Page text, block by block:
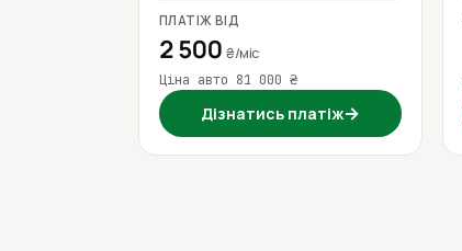
ПЛАТІЖ ВІД
2 500₴/міс
Ціна авто 81 000 ₴
Дізнатись платіж→